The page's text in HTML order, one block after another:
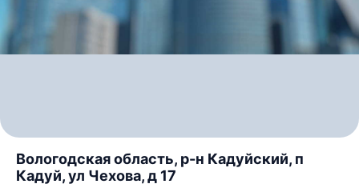
Вологодская область, р-н Кадуйский, п
Кадуй, ул Чехова, д 17